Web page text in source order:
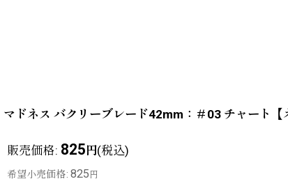
マドネス バクリーブレード42mm：＃03 チャート【
販売価格: 825円(税込)
希望小売価格: 825 円